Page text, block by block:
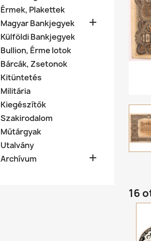
Érmek, Plakettek
Magyar Bankjegyek

Külföldi Bankjegyek
Bullion, Érme lotok
Bárcák, Zsetonok
Kitüntetés
Militária
Kiegészítők
Szakirodalom
Műtárgyak
Utalvány
Archívum

16